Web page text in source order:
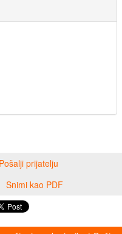
Pošalji prijatelju
Snimi kao PDF